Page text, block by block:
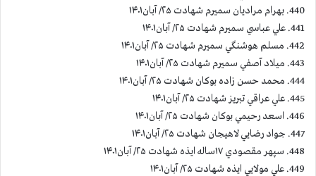
440. بهرام مراديان سميرم شهادت ۲۵/ آبان۱۴۰۱
441. علي عباسي سميرم شهادت ۲۵/ آبان۱۴۰۱
442. مسلم هوشنگي سميرم شهادت ۲۵/ آبان۱۴۰۱
443. ميلاد آصفي سميرم شهادت ۲۵/ آبان۱۴۰۱
444. محمد حسن زاده بوكان شهادت ۲۵/ آبان۱۴۰۱
445. علي عراقي تبريز شهادت ۲۵/ آبان۱۴۰۱
446. اسعد رحيمي بوكان شهادت ۲۵/ آبان۱۴۰۱
447. جواد رضايي لاهيجان شهادت ۲۵/ آبان۱۴۰۱
448. سپهر مقصودي ۱۷ساله ايذه شهادت ۲۵/ آبان۱۴۰۱
449. علي مولايي ايذه شهادت ۲۵/ آبان۱۴۰۱